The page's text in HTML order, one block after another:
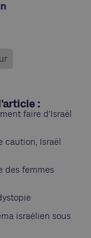
:
faire d’Israël
caution, Israël
des femmes
israélien sous